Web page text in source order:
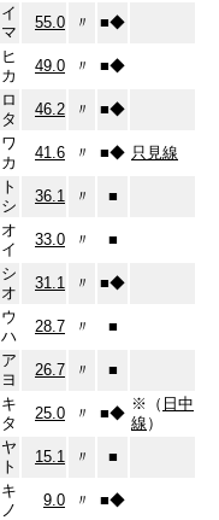
イ
マ
55.0 〃 ■◆
ヒ
カ
49.0 〃 ■◆
ロ
タ
46.2 〃 ■◆
ワ
カ
41.6 〃 ■◆ 只見線
ト
シ
36.1 〃 ■
オ
イ
33.0 〃 ■
シ
オ
31.1 〃 ■◆
ウ
ハ
28.7 〃
■
ア
ヨ
26.7 〃 ■
キ
タ
25.0 〃 ■◆
※（ 日中
線 ）
ヤ
ト
15.1 〃 ■
キ
ノ
9.0 〃 ■◆